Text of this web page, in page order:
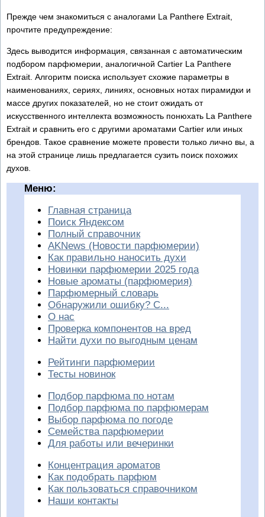
Прежде чем знакомиться с аналогами La Panthere Extrait,
прочтите предупреждение:
Здесь выводится информация, связанная с автоматическим
подбором парфюмерии, аналогичной Cartier La Panthere
Extrait. Алгоритм поиска использует схожие параметры в
наименованиях, сериях, линиях, основных нотах пирамидки и
массе других показателей, но не стоит ожидать от
искусственного интеллекта возможность понюхать La Panthere
Extrait и сравнить его с другими ароматами Cartier или иных
брендов. Такое сравнение можете провести только лично вы, а
на этой странице лишь предлагается сузить поиск похожих
духов.
Меню:
Главная страница
Поиск Яндексом
Полный справочник
AKNews (Новости парфюмерии)
Как правильно наносить духи
Новинки парфюмерии 2025 года
Новые ароматы (парфюмерия)
Парфюмерный словарь
Обнаружили ошибку? С...
О нас
Проверка компонентов на вред
Найти духи по выгодным ценам
Рейтинги парфюмерии
Тесты новинок
Подбор парфюма по нотам
Подбор парфюма по парфюмерам
Выбор парфюма по погоде
Семейства парфюмерии
Для работы или вечеринки
Концентрация ароматов
Как подобрать парфюм
Как пользоваться справочником
Наши контакты